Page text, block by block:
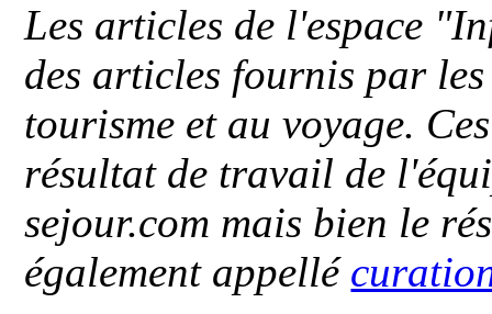
Les articles de l'espace
des articles fournis par
tourisme et au voyage.
résultat de travail de
sejour.com mais bien le
également appellé